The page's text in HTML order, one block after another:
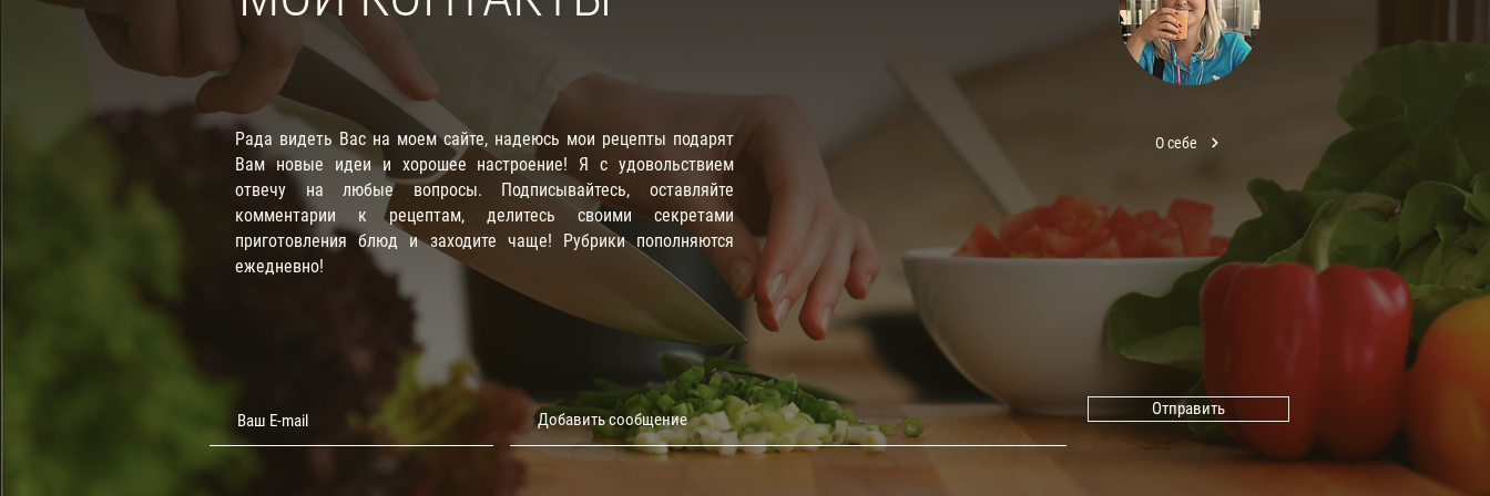
Рада видеть Вас на моем сайте, надеюсь мои рецепты подарят
Вам новые идеи и хорошее настроение! Я с удовольствием
отвечу на любые вопросы. Подписывайтесь, оставляйте
комментарии к рецептам, делитесь своими секретами
приготовления блюд и заходите чаще! Рубрики пополняются
ежедневно!
О себе
Отправить